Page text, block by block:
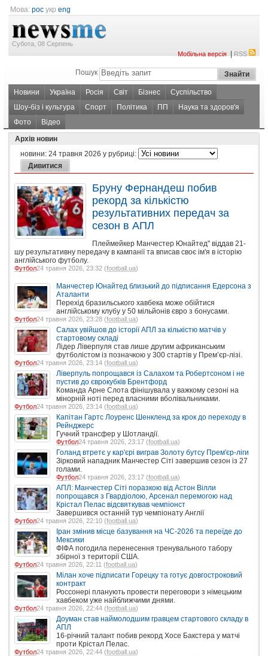
Мова: рос укр eng
Субота, 08 Серпень
Мобільна версія|RSS
Пошук
Новини Україна Росія Світ Бізнес
Суспільство
Шоу-біз і культура
Спорт Політика ПП
Наука та здоров'я
Фото
Відео
Архів новин
новини: 24 травня 2026 у рубриці:
Бруну Фернандеш побив
рекорд за кількістю
результативних передач за
сезон в АПЛ
Плеймейкер Манчестер Юнайтед" віддав 21-
шу результативну передачу в кампанії та вписав своє ім'я в історію
англійського футболу.
Футбол24 травня 2026, 23:32 (football.ua)
Манчестер Юнайтед близький до підписання Едерсона з
Аталанти
Перехід бразильського хавбека може обійтися
англійському клубу у 50 мільйонів євро з бонусами.
Футбол24 травня 2026, 23:28 (football.ua)
Салах увійшов до історії АПЛ за кількістю матчів у
стартовому складі
Лідер Ліверпуля став лише другим африканським
футболістом із позначкою у 300 стартів у Прем’єр-лізі.
Футбол24 травня 2026, 23:14 (football.ua)
Ліверпуль попрощався із Салахом та Робертсоном і не
пустив до єврокубків Брентфорд
Команда Арне Слота фінішувала у важкому сезоні на
мінорній ноті перед власними вболівальниками.
Футбол24 травня 2026, 23:14 (football.ua)
Капітан Гартс Лоуренс Шенкленд за крок до переходу в
Рейнджерс
Гучний трансфер у Шотландії.
Футбол24 травня 2026, 23:17 (football.ua)
Голанд втретє у кар'єрі виграв Золоту бутсу Прем'єр-ліги
Зірковий нападник Манчестер Сіті завершив сезон із 27
голами.
Футбол24 травня 2026, 23:17 (football.ua)
АПЛ: Манчестер Сіті поразкою від Астон Вілли
попрощався з Гвардіолою, Арсенал перемогою над
Крістал Пелас відсвяткував чемпіонст
Завершився останній тур чемпіонату Англії
Футбол24 травня 2026, 22:10 (football.ua)
Іран змінив місце базування на ЧС-2026 та переїде до
Мексики
ФІФА погодила перенесення тренувального табору
збірної з території США.
Футбол24 травня 2026, 22:11 (football.ua)
Мілан хоче підписати Горецку та готує довгостроковий
контракт
Россонері планують провести переговори з німецьким
хавбеком уже найближчими днями.
Футбол24 травня 2026, 22:44 (football.ua)
Доуман став наймолодшим гравцем стартового складу в
АПЛ
16-річний талант побив рекорд Хосе Бакстера у матчі
проти Крістал Пелас.
Футбол24 травня 2026, 22:44 (football.ua)